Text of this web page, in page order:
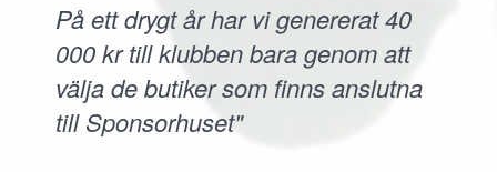
På ett drygt år har vi genererat 40
000 kr till klubben bara genom att
välja de butiker som finns anslutna
till Sponsorhuset"